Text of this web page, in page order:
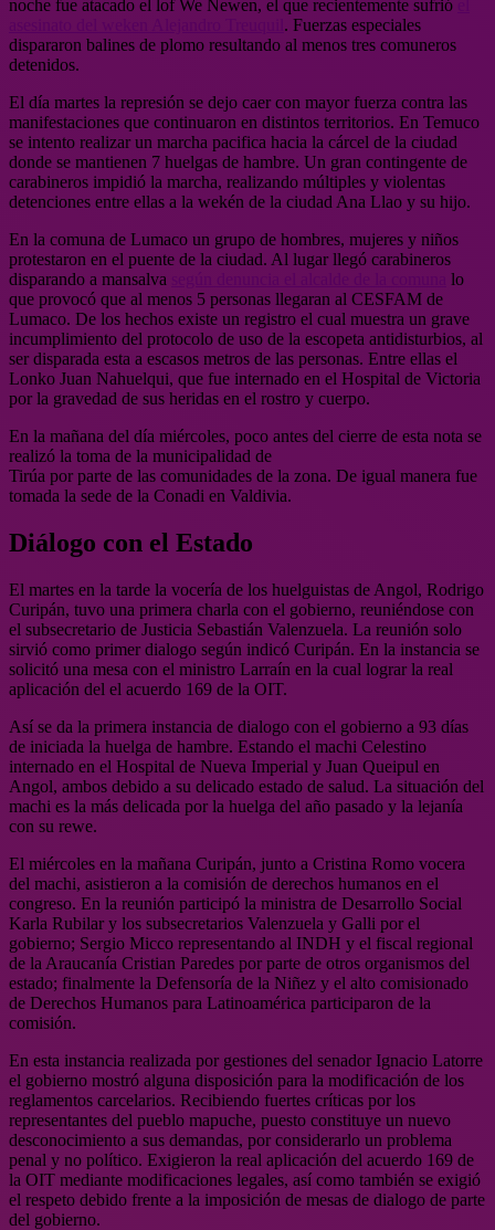
noche fue atacado el lof We Newen, el que recientemente sufrió
. Fuerzas especiales
dispararon balines de plomo resultando al menos tres comuneros
detenidos.
El día martes la represión se dejo caer con mayor fuerza contra las
manifestaciones que continuaron en distintos territorios. En Temuco
se intento realizar un marcha pacifica hacia la cárcel de la ciudad
donde se mantienen 7 huelgas de hambre. Un gran contingente de
carabineros impidió la marcha, realizando múltiples y violentas
detenciones entre ellas a la wekén de la ciudad Ana Llao y su hijo.
En la comuna de Lumaco un grupo de hombres, mujeres y niños
protestaron en el puente de la ciudad. Al lugar llegó carabineros
disparando a mansalva
lo
que provocó que al menos 5 personas llegaran al CESFAM de
Lumaco. De los hechos existe un registro el cual muestra un grave
incumplimiento del protocolo de uso de la escopeta antidisturbios, al
ser disparada esta a escasos metros de las personas. Entre ellas el
Lonko Juan Nahuelqui, que fue internado en el Hospital de Victoria
por la gravedad de sus heridas en el rostro y cuerpo.
En la mañana del día miércoles, poco antes del cierre de esta nota se
realizó la toma de la municipalidad de
Tirúa por parte de las comunidades de la zona. De igual manera fue
tomada la sede de la Conadi en Valdivia.
Diálogo con el Estado
El martes en la tarde la vocería de los huelguistas de Angol, Rodrigo
Curipán, tuvo una primera charla con el gobierno, reuniéndose con
el subsecretario de Justicia Sebastián Valenzuela. La reunión solo
sirvió como primer dialogo según indicó Curipán. En la instancia se
solicitó una mesa con el ministro Larraín en la cual lograr la real
aplicación del el acuerdo 169 de la OIT.
Así se da la primera instancia de dialogo con el gobierno a 93 días
de iniciada la huelga de hambre. Estando el machi Celestino
internado en el Hospital de Nueva Imperial y Juan Queipul en
Angol, ambos debido a su delicado estado de salud. La situación del
machi es la más delicada por la huelga del año pasado y la lejanía
con su rewe.
El miércoles en la mañana Curipán, junto a Cristina Romo vocera
del machi, asistieron a la comisión de derechos humanos en el
congreso. En la reunión participó la ministra de Desarrollo Social
Karla Rubilar y los subsecretarios Valenzuela y Galli por el
gobierno; Sergio Micco representando al INDH y el fiscal regional
de la Araucanía Cristian Paredes por parte de otros organismos del
estado; finalmente la Defensoría de la Niñez y el alto comisionado
de Derechos Humanos para Latinoamérica participaron de la
comisión.
En esta instancia realizada por gestiones del senador Ignacio Latorre
el gobierno mostró alguna disposición para la modificación de los
reglamentos carcelarios. Recibiendo fuertes críticas por los
representantes del pueblo mapuche, puesto constituye un nuevo
desconocimiento a sus demandas, por considerarlo un problema
penal y no político. Exigieron la real aplicación del acuerdo 169 de
la OIT mediante modificaciones legales, así como también se exigió
el respeto debido frente a la imposición de mesas de dialogo de parte
del gobierno.